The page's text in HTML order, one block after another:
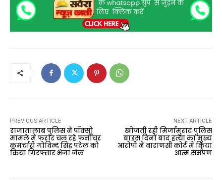
PREVIOUS ARTICLE
राजातालाब पुलिस ने पॉक्सो
मामले में फरार चल रहे फर्नीचर
कमर्चारी गोविन्द सिंह पटेल को
किया गिरफ्तार भेजा जेल
NEXT ARTICLE
खोजती रही मिर्जामुराद पुलिस
बाइस दिनों बाद हत्या का मुख्य
आरोपी ने वाराणसी कोर्ट में किया
आत्म सर्मपण